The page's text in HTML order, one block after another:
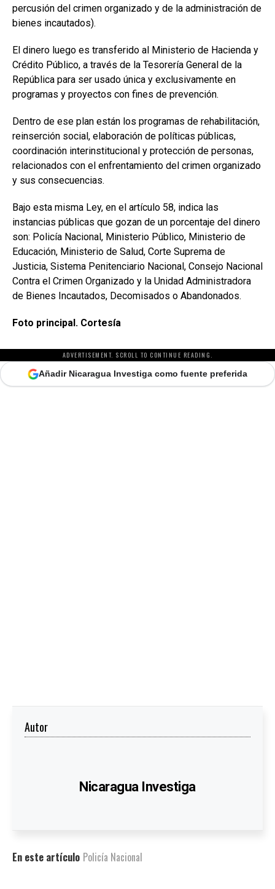
percusión del crimen organizado y de la administración de
bienes incautados).
El dinero luego es transferido al Ministerio de Hacienda y
Crédito Público, a través de la Tesorería General de la
República para ser usado única y exclusivamente en
programas y proyectos con fines de prevención.
Dentro de ese plan están los programas de rehabilitación,
reinserción social, elaboración de políticas públicas,
coordinación interinstitucional y protección de personas,
relacionados con el enfrentamiento del crimen organizado
y sus consecuencias.
Bajo esta misma Ley, en el artículo 58, indica las
instancias públicas que gozan de un porcentaje del dinero
son: Policía Nacional, Ministerio Público, Ministerio de
Educación, Ministerio de Salud, Corte Suprema de
Justicia, Sistema Penitenciario Nacional, Consejo Nacional
Contra el Crimen Organizado y la Unidad Administradora
de Bienes Incautados, Decomisados o Abandonados.
Foto principal. Cortesía
ADVERTISEMENT. SCROLL TO CONTINUE READING.
Añadir Nicaragua Investiga como fuente preferida
Autor
Nicaragua Investiga
En este artículo Policía Nacional